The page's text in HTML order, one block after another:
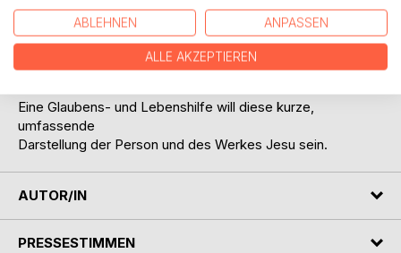
Wer Jesus für uns sein will - Wege zur Überwindung und
Freude
Eine Glaubens- und Lebenshilfe will diese kurze,
umfassende
Darstellung der Person und des Werkes Jesu sein.
AUTOR/IN
PRESSESTIMMEN
ABLEHNEN ANPASSEN
ALLE AKZEPTIEREN